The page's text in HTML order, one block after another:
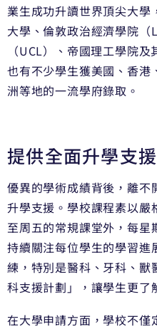
業生成功升讀世界頂尖大
大學、倫敦政治經濟學院（
（UCL）、帝國理工學院
也有不少學生獲美國、香港
洲等地的一流學府錄取。
提供全面升學支援
優異的學術成績背後，離
升學支援。學校課程素以嚴
至周五的常規課堂外，每
持續關注每位學生的學習進
練，特別是醫科、牙科、獸
科支援計劃」，讓學生更了
在大學申請方面，學校不僅